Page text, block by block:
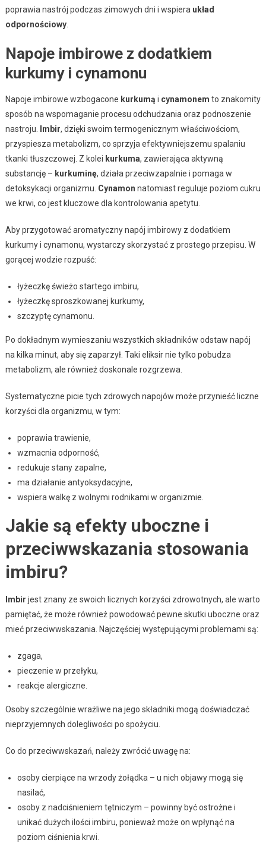
poprawia nastrój podczas zimowych dni i wspiera układ
odpornościowy.
Napoje imbirowe z dodatkiem
kurkumy i cynamonu
Napoje imbirowe wzbogacone kurkumą i cynamonem to znakomity
sposób na wspomaganie procesu odchudzania oraz podnoszenie
nastroju.
Imbir, dzięki swoim termogenicznym właściwościom,
przyspiesza metabolizm, co sprzyja efektywniejszemu spalaniu
tkanki tłuszczowej. Z kolei kurkuma, zawierająca aktywną
substancję – kurkuminę, działa przeciwzapalnie i pomaga w
detoksykacji organizmu. Cynamon natomiast reguluje poziom cukru
we krwi, co jest kluczowe dla kontrolowania apetytu.
Aby przygotować aromatyczny napój imbirowy z dodatkiem
kurkumy i cynamonu, wystarczy skorzystać z prostego przepisu. W
gorącej wodzie rozpuść:
łyżeczkę świeżo startego imbiru,
łyżeczkę sproszkowanej kurkumy,
szczyptę cynamonu.
Po dokładnym wymieszaniu wszystkich składników odstaw napój
na kilka minut, aby się zaparzył. Taki eliksir nie tylko pobudza
metabolizm, ale również doskonale rozgrzewa.
Systematyczne picie tych zdrowych napojów może przynieść liczne
korzyści dla organizmu, w tym:
poprawia trawienie,
wzmacnia odporność,
redukuje stany zapalne,
ma działanie antyoksydacyjne,
wspiera walkę z wolnymi rodnikami w organizmie.
Jakie są efekty uboczne i
przeciwwskazania stosowania
imbiru?
Imbir jest znany ze swoich licznych korzyści zdrowotnych, ale warto
pamiętać, że może również powodować pewne skutki uboczne oraz
mieć przeciwwskazania. Najczęściej występującymi problemami są:
zgaga,
pieczenie w przełyku,
reakcje alergiczne.
Osoby szczególnie wrażliwe na jego składniki mogą doświadczać
nieprzyjemnych dolegliwości po spożyciu.
Co do przeciwwskazań, należy zwrócić uwagę na:
osoby cierpiące na wrzody żołądka – u nich objawy mogą się
nasilać,
osoby z nadciśnieniem tętniczym – powinny być ostrożne i
unikać dużych ilości imbiru, ponieważ może on wpłynąć na
poziom ciśnienia krwi.